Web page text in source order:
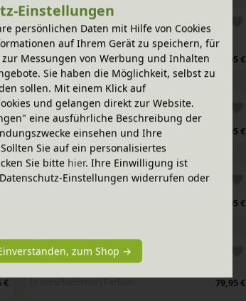
€
-20% Code
BioKinder Regenbogen, Natur
In verschiedenen Varianten
aus Bio-Erlenholz
24,95 €
€
-20% Code
12 Bunte Ringe
9,95 €
-20% Code
84,95 €
€
-20% Code
Rückenkissen 100x40 cm
79,95 €
Einstellungen
persönlichen Daten mit Hilfe von Cookies
auf Ihrem Gerät zu speichern, für
Messungen von Werbung und Inhalten
Sie haben die Möglichkeit, selbst zu
sollen. Mit einem Klick auf
und gelangen direkt zur Website.
eine ausführliche Beschreibung der
einsehen und Ihre
Sie auf ein personalisiertes
Sie bitte hier. Ihre Einwilligung ist
Einstellungen widerrufen oder
zum Shop →